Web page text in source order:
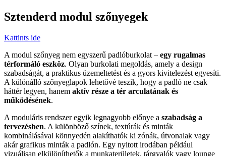
Sztenderd modul szőnyegek
Kattints ide
A modul szőnyeg nem egyszerű padlóburkolat – egy rugalmas
térformáló eszköz. Olyan burkolati megoldás, amely a design
szabadságát, a praktikus üzemeltetést és a gyors kivitelezést egyesíti.
A különálló szőnyeglapok lehetővé teszik, hogy a padló ne csak
háttér legyen, hanem aktív része a tér arculatának és
működésének.
A moduláris rendszer egyik legnagyobb előnye a szabadság a
tervezésben. A különböző színek, textúrák és minták
kombinálásával könnyedén alakíthatók ki zónák, útvonalak vagy
akár grafikus minták a padlón. Egy nyitott irodában például
vizuálisan elkülöníthetők a munkaterületek, tárgyalók vagy lounge